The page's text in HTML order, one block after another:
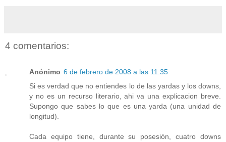
4 comentarios:
Anónimo 6 de febrero de 2008 a las 11:35
Si es verdad que no entiendes lo de las yardas y los downs,
y no es un recurso literario, ahi va una explicacion breve.
Supongo que sabes lo que es una yarda (una unidad de
longitud).
Cada equipo tiene, durante su posesión, cuatro downs